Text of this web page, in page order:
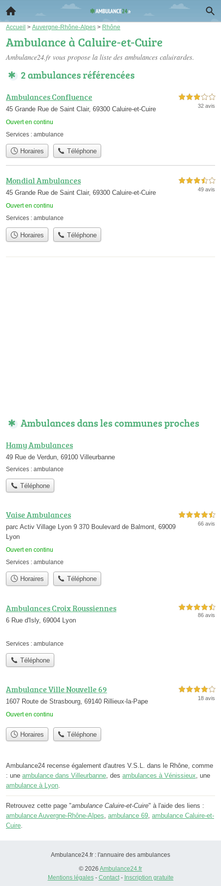
Accueil > Auvergne-Rhône-Alpes > Rhône
Ambulance à Caluire-et-Cuire
Ambulance24.fr vous propose la liste des ambulances caluirardes.
2 ambulances référencées
Ambulances Confluence
45 Grande Rue de Saint Clair, 69300 Caluire-et-Cuire
Ouvert en continu
3,0 étoiles sur 5
32 avis
Services : ambulance
Horaires Téléphone
Mondial Ambulances
45 Grande Rue de Saint Clair, 69300 Caluire-et-Cuire
Ouvert en continu
3,5 étoiles sur 5
49 avis
Services : ambulance
Horaires Téléphone
Ambulances dans les communes proches
Hamy Ambulances
49 Rue de Verdun, 69100 Villeurbanne
Services : ambulance
Téléphone
Vaise Ambulances
parc Activ Village Lyon 9 370 Boulevard de Balmont, 69009
Lyon
Ouvert en continu
4,5 étoiles sur 5
66 avis
Services : ambulance
Horaires Téléphone
Ambulances Croix Roussiennes
6 Rue d'Isly, 69004 Lyon
4,5 étoiles sur 5
86 avis
Services : ambulance
Téléphone
Ambulance Ville Nouvelle 69
1607 Route de Strasbourg, 69140 Rillieux-la-Pape
Ouvert en continu
4,0 étoiles sur 5
18 avis
Horaires Téléphone
Ambulance24 recense également d'autres V.S.L. dans le Rhône, comme
: une ambulance dans Villeurbanne, des ambulances à Vénissieux, une
ambulance à Lyon.
Retrouvez cette page "ambulance Caluire-et-Cuire" à l'aide des liens :
ambulance Auvergne-Rhône-Alpes, ambulance 69, ambulance Caluire-et-
Cuire.
Ambulance24.fr : l'annuaire des ambulances
© 2026 Ambulance24.fr
Mentions légales- Contact- Inscription gratuite